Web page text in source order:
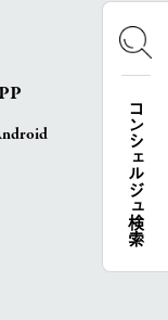
コンシェルジュ検索